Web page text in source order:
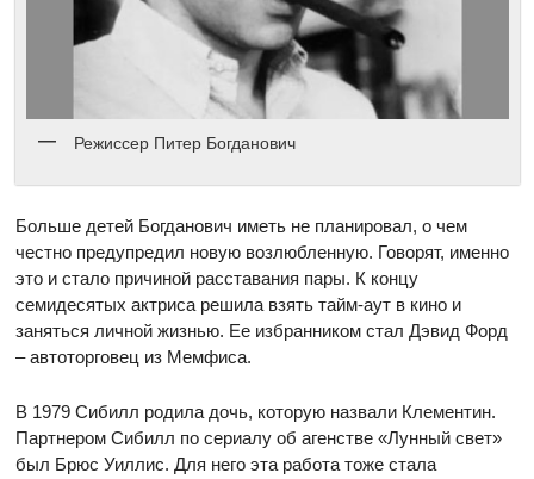
Режиссер Питер Богданович
Больше детей Богданович иметь не планировал, о чем
честно предупредил новую возлюбленную. Говорят, именно
это и стало причиной расставания пары. К концу
семидесятых актриса решила взять тайм-аут в кино и
заняться личной жизнью. Ее избранником стал Дэвид Форд
– автоторговец из Мемфиса.
В 1979 Сибилл родила дочь, которую назвали Клементин.
Партнером Сибилл по сериалу об агенстве «Лунный свет»
был Брюс Уиллис. Для него эта работа тоже стала